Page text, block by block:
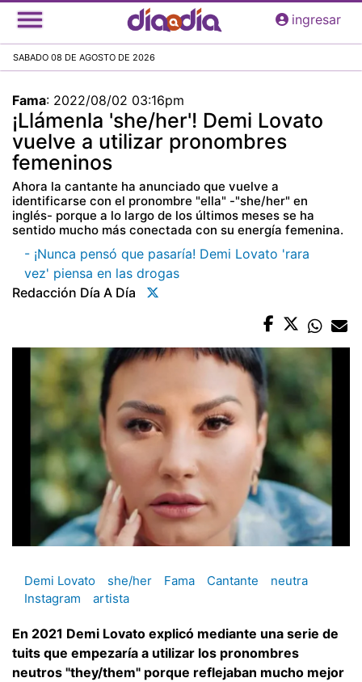
Pasar
al
principal
ingresar
SABADO 08 DE AGOSTO DE 2026
Fama: 2022/08/02 03:16pm
¡Llámenla 'she/her'! Demi Lovato
vuelve a utilizar pronombres
femeninos
Ahora la cantante ha anunciado que vuelve a
identificarse con el pronombre "ella" -"she/her" en
inglés- porque a lo largo de los últimos meses se ha
sentido mucho más conectada con su energía femenina.
- ¡Nunca pensó que pasaría! Demi Lovato 'rara
vez' piensa en las drogas
Redacción Día A Día
Demi Lovato she/her Fama Cantante
neutra
Instagram
artista
En 2021 Demi Lovato explicó mediante una serie de
tuits que empezaría a utilizar los pronombres
neutros "they/them" porque reflejaban mucho mejor